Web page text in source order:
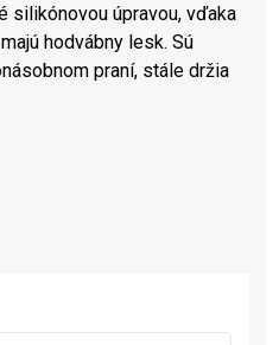
silikónovou úpravou, vďaka
hodvábny lesk. Sú
praní, stále držia